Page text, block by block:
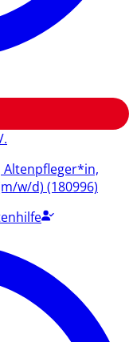
Altenpfleger*in,
w/d) (180996)